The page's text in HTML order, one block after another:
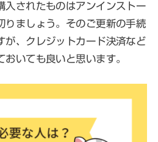
入されたものはアンインストー
りましょう。そのご更新の手続
が、クレジットカード決済など
いても良いと思います。